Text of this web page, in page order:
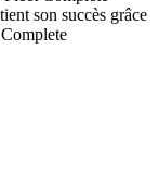
son succès grâce